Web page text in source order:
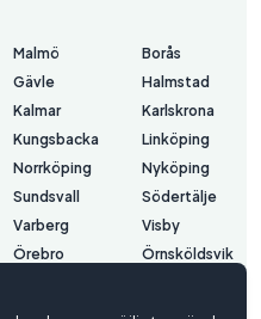
Malmö
Borås
Gävle
Halmstad
Kalmar
Karlskrona
Kungsbacka
Linköping
Norrköping
Nyköping
Sundsvall
Södertälje
Varberg
Visby
Örebro
Örnsköldsvik